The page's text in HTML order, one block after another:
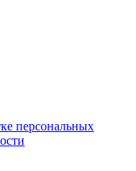
персональных